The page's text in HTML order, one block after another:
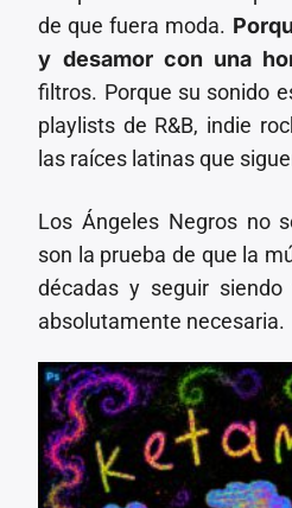
de que fuera moda.
y desamor con una
filtros. Porque su sonido
playlists de R&B, indie
las raíces latinas que
Los Ángeles Negros no
son la prueba de que la
décadas y seguir siendo
absolutamente necesaria.